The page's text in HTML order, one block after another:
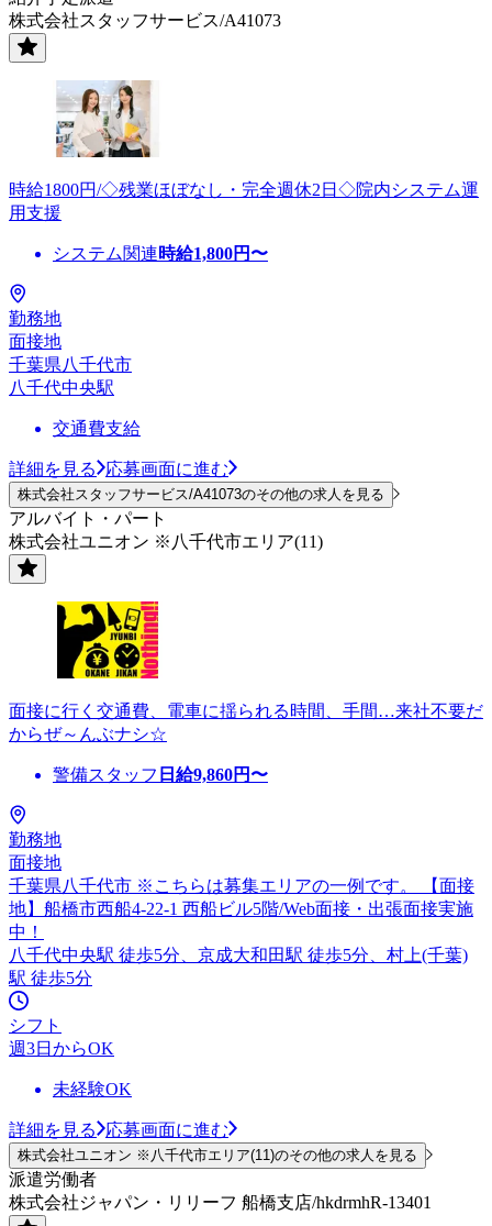
株式会社スタッフサービス/A41073
時給1800円/◇残業ほぼなし・完全週休2日◇院内システム運
用支援
システム関連時給1,800円〜
勤務地
面接地
千葉県八千代市
八千代中央駅
交通費支給
詳細を見る 応募画面に進む
株式会社スタッフサービス/A41073のその他の求人を見る
アルバイト・パート
株式会社ユニオン ※八千代市エリア(11)
面接に行く交通費、電車に揺られる時間、手間…来社不要だ
からぜ～んぶナシ☆
警備スタッフ 日給9,860円〜
勤務地
面接地
千葉県八千代市 ※こちらは募集エリアの一例です。 【面接
地】船橋市西船4-22-1 西船ビル5階/Web面接・出張面接実施
中！
八千代中央駅 徒歩5分、京成大和田駅 徒歩5分、村上(千葉)
駅 徒歩5分
シフト
週3日からOK
未経験OK
詳細を見る 応募画面に進む
株式会社ユニオン ※八千代市エリア(11)のその他の求人を見る
派遣労働者
株式会社ジャパン・リリーフ 船橋支店/hkdrmhR-13401